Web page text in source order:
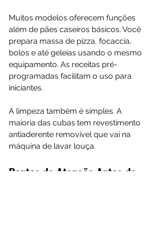
Muitos modelos oferecem funções
além de pães caseiros básicos. Você
prepara massa de pizza, focaccia,
bolos e até geleias usando o mesmo
equipamento. As receitas pré-
programadas facilitam o uso para
iniciantes.
A limpeza também é simples. A
maioria das cubas tem revestimento
antiaderente removível que vai na
máquina de lavar louça.
Pontos de Atenção Antes de